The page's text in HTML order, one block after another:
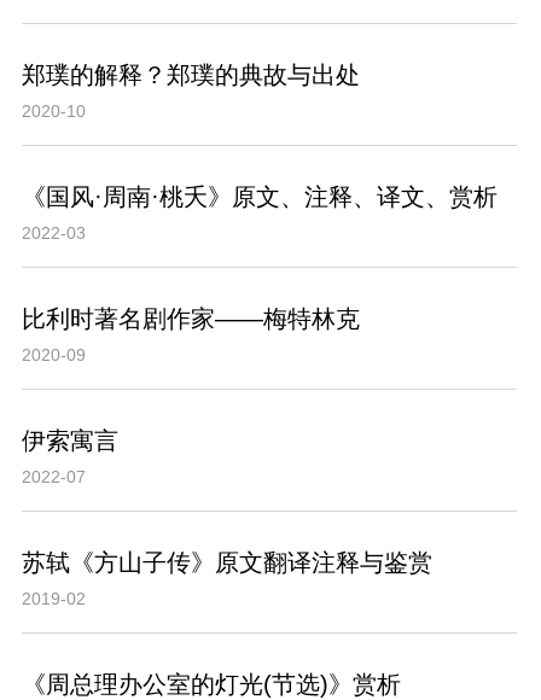
郑璞的解释？郑璞的典故与出处
2020-10
《国风·周南·桃夭》原文、注释、译文、赏析
2022-03
比利时著名剧作家——梅特林克
2020-09
伊索寓言
2022-07
苏轼《方山子传》原文翻译注释与鉴赏
2019-02
《周总理办公室的灯光(节选)》赏析